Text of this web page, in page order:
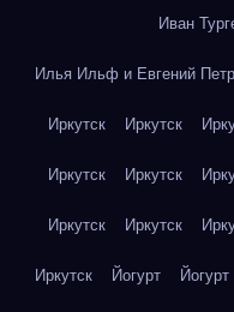
Иван
Илья Ильф и Евгений
Иркутск Иркутск
Иркутск Иркутск
Иркутск Иркутск
Иркутск Йогурт Йогурт